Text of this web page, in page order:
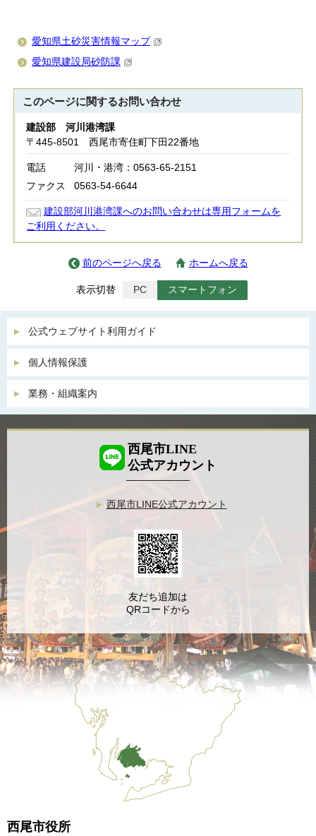
愛知県土砂災害情報マップ
愛知県建設局砂防課
このページに関するお問い合わせ
建設部 河川港湾課
〒445-8501 西尾市寄住町下田22番地
電話
河川・港湾：0563-65-2151
ファクス
0563-54-6644
建設部河川港湾課へのお問い合わせは専用フォームを
ご利用ください。
前のページへ戻る ホームへ戻る
表示切替 PC スマートフォン
公式ウェブサイト利用ガイド
個人情報保護
業務・組織案内
西尾市役所
西尾市LINE
公式アカウント
西尾市LINE公式アカウント
友だち追加は
QRコードから